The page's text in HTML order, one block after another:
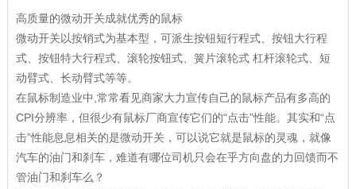
高质量的微动开关成就优秀的鼠标
微动开关以按销式为基本型，可派生按钮短行程式、按钮大行程
式、按钮特大行程式、滚轮按钮式、簧片滚轮式 杠杆滚轮式、短
动臂式、长动臂式等等。
在鼠标制造业中,常常看见商家大力宣传自己的鼠标产品有多高的
CPI分辨率，但很少有鼠标厂商宣传它们的“点击”性能。其实和“点
击”性能息息相关的是微动开关，可以说它就是鼠标的灵魂，就像
汽车的油门和刹车，难道有哪位司机只会在乎方向盘的力回馈而不
管油门和刹车么？